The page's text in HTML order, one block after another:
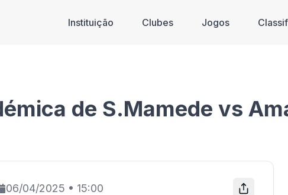
Instituição Clubes Jogos
de S.Mamede vs
06/04/2025 • 15:00